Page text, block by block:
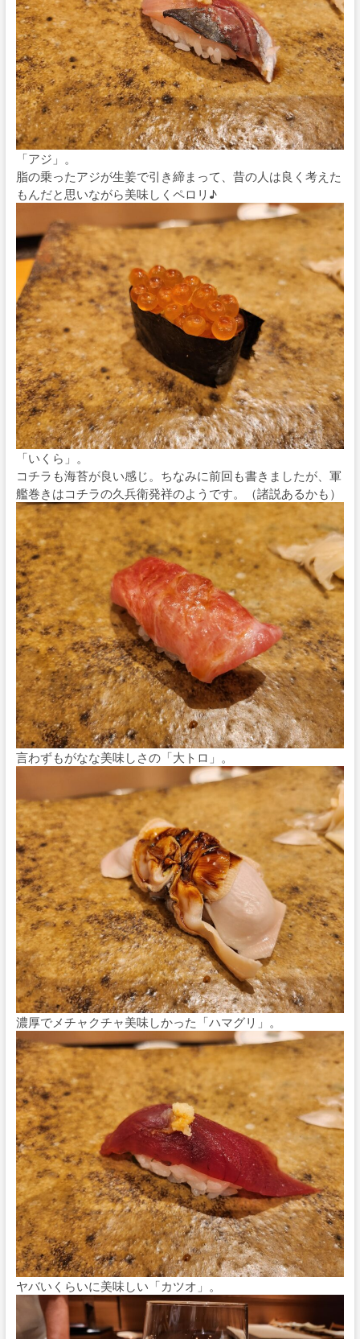
「アジ」。
脂の乗ったアジが生姜で引き締まって、昔の人は良く考えた
もんだと思いながら美味しくペロリ♪
「いくら」。
コチラも海苔が良い感じ。ちなみに前回も書きましたが、軍
艦巻きはコチラの久兵衛発祥のようです。（諸説あるかも）
言わずもがなな美味しさの「大トロ」。
濃厚でメチャクチャ美味しかった「ハマグリ」。
ヤバいくらいに美味しい「カツオ」。